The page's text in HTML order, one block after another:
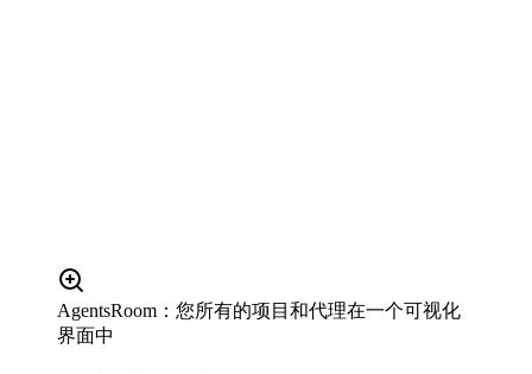
AgentsRoom：您所有的项目和代理在一个可视化
界面中